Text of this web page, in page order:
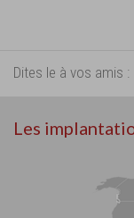
Dites le à vos amis :
Les